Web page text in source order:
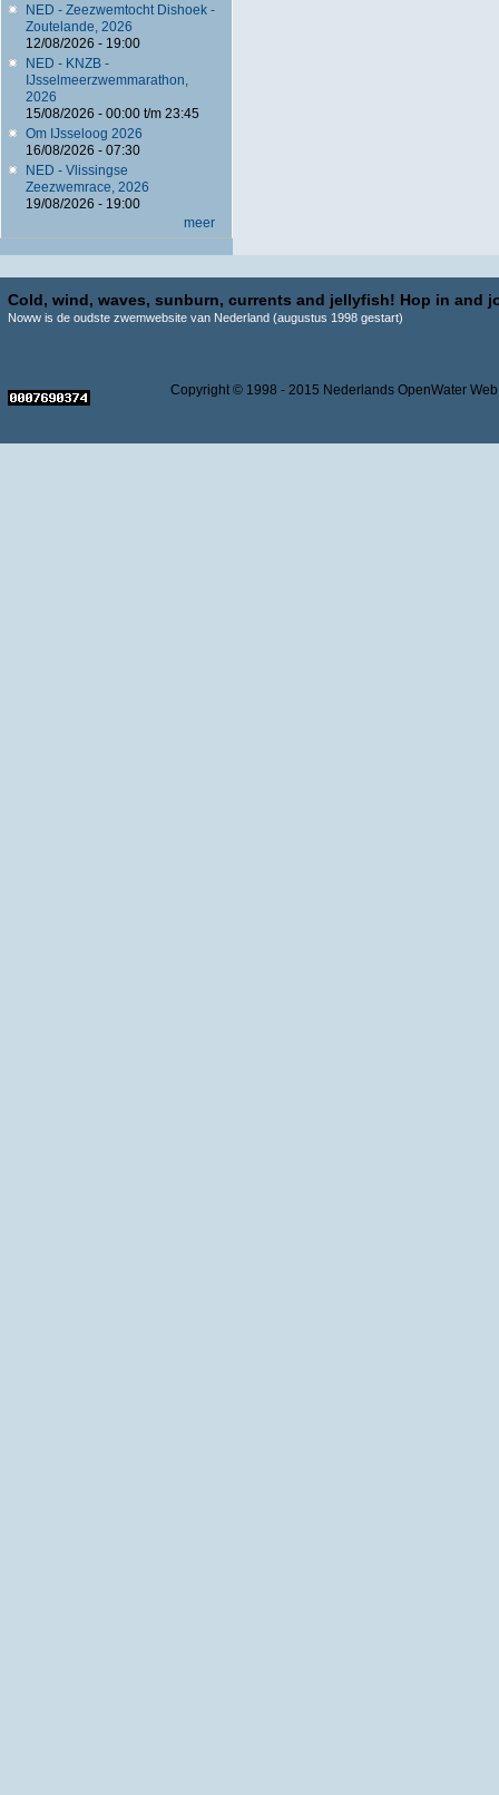
NED - Zeezwemtocht Dishoek -
Zoutelande, 2026
12/08/2026 - 19:00
NED - KNZB -
IJsselmeerzwemmarathon,
2026
15/08/2026 - 00:00t/m 23:45
Om IJsseloog 2026
16/08/2026 - 07:30
NED - Vlissingse
Zeezwemrace, 2026
19/08/2026 - 19:00
meer
Cold, wind, waves, sunburn, currents and jellyfish! Hop in and
Noww is de oudste zwemwebsite van Nederland (augustus 1998 gestart)
Copyright © 1998 - 2015 Nederlands OpenWater